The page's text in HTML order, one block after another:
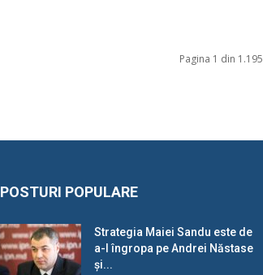
Pagina 1 din 1.195
POSTURI POPULARE
Strategia Maiei Sandu este de
a-l îngropa pe Andrei Năstase
și...